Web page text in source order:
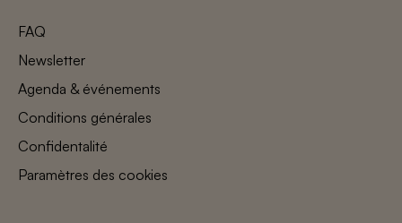
FAQ
Newsletter
Agenda & événements
Conditions générales
Confidentalité
Paramètres des cookies